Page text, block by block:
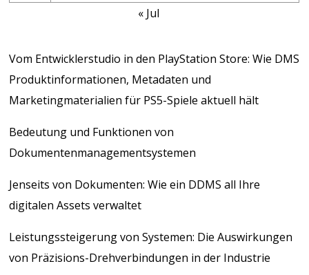
« Jul
Vom Entwicklerstudio in den PlayStation Store: Wie DMS
Produktinformationen, Metadaten und
Marketingmaterialien für PS5-Spiele aktuell hält
Bedeutung und Funktionen von
Dokumentenmanagementsystemen
Jenseits von Dokumenten: Wie ein DDMS all Ihre
digitalen Assets verwaltet
Leistungssteigerung von Systemen: Die Auswirkungen
von Präzisions-Drehverbindungen in der Industrie